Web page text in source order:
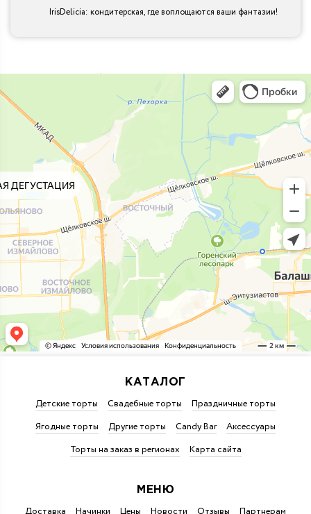
IrisDelicia: кондитерская, где воплощаются ваши фантазии!
КАТАЛОГ
Детские торты Свадебные торты
Праздничные торты
Ягодные торты
Другие торты Candy Bar
Аксессуары
Торты на заказ в регионах
Карта сайта
МЕНЮ